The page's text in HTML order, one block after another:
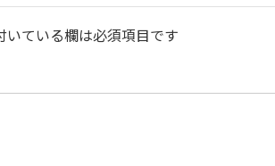
いている欄は必須項目です